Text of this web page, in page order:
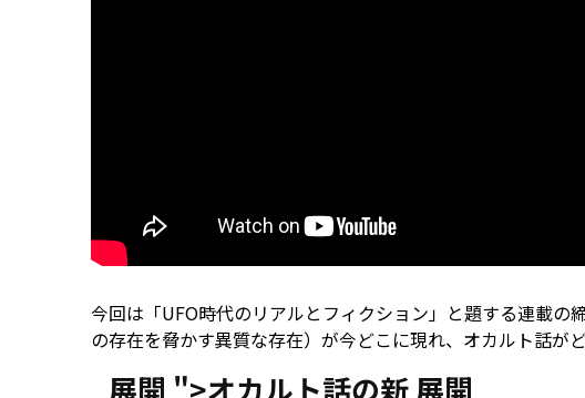
今回は「UFO時代のリアルとフィクション」と題する連載
の存在を脅かす異質な存在）が今どこに現れ、オカルト話が
展開 ">オカルト話の新展開